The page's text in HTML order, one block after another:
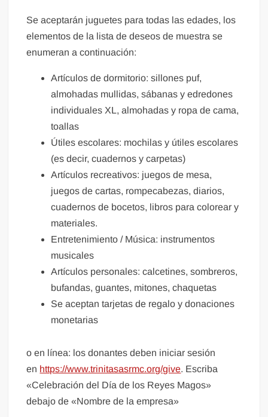
Se aceptarán juguetes para todas las edades, los
elementos de la lista de deseos de muestra se
enumeran a continuación:
Artículos de dormitorio: sillones puf,
almohadas mullidas, sábanas y edredones
individuales XL, almohadas y ropa de cama,
toallas
Útiles escolares: mochilas y útiles escolares
(es decir, cuadernos y carpetas)
Artículos recreativos: juegos de mesa,
juegos de cartas, rompecabezas, diarios,
cuadernos de bocetos, libros para colorear y
materiales.
Entretenimiento / Música: instrumentos
musicales
Artículos personales: calcetines, sombreros,
bufandas, guantes, mitones, chaquetas
Se aceptan tarjetas de regalo y donaciones
monetarias
o en línea: los donantes deben iniciar sesión
en https://www.trinitasasrmc.org/give. Escriba
«Celebración del Día de los Reyes Magos»
debajo de «Nombre de la empresa»